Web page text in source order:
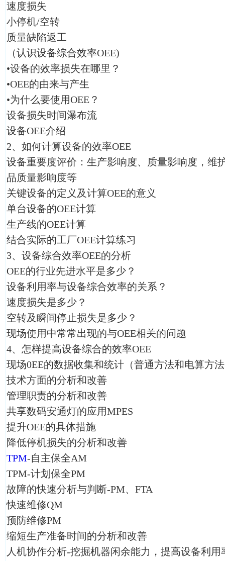
速度损失
小停机/空转
质量缺陷返工
（认识设备综合效率OEE)
•设备的效率损失在哪里？
•OEE的由来与产生
•为什么要使用OEE？
设备损失时间瀑布流
设备OEE介绍
2、如何计算设备的效率OEE
设备重要度评价：生产影响度、质量影响度，维
品质量影响度等
关键设备的定义及计算OEE的意义
单台设备的OEE计算
生产线的OEE计算
结合实际的工厂OEE计算练习
3、设备综合效率OEE的分析
OEE的行业先进水平是多少？
设备利用率与设备综合效率的关系？
速度损失是多少？
空转及瞬间停止损失是多少？
现场使用中常常出现的与OEE相关的问题
4、怎样提高设备综合的效率OEE
现场0EE的数据收集和统计（普通方法和电算方
技术方面的分析和改善
管理职责的分析和改善
共享数码安通灯的应用MPES
提升OEE的具体措施
降低停机损失的分析和改善
TPM-自主保全AM
TPM-计划保全PM
故障的快速分析与判断-PM、FTA
快速维修QM
预防维修PM
缩短生产准备时间的分析和改善
人机协作分析-挖掘机器闲余能力，提高设备利用